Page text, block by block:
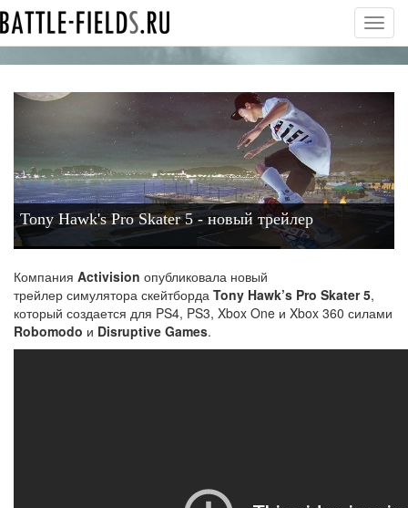
Tony Hawk's Pro Skater 5 - новый трейлер
Компания Activision опубликовала новый
трейлер симулятора скейтборда Tony Hawk’s Pro Skater 5,
который создается для PS4, PS3, Xbox One и Xbox 360 силами
Robomodo и Disruptive Games.